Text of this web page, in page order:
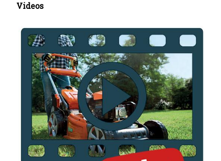
Videos